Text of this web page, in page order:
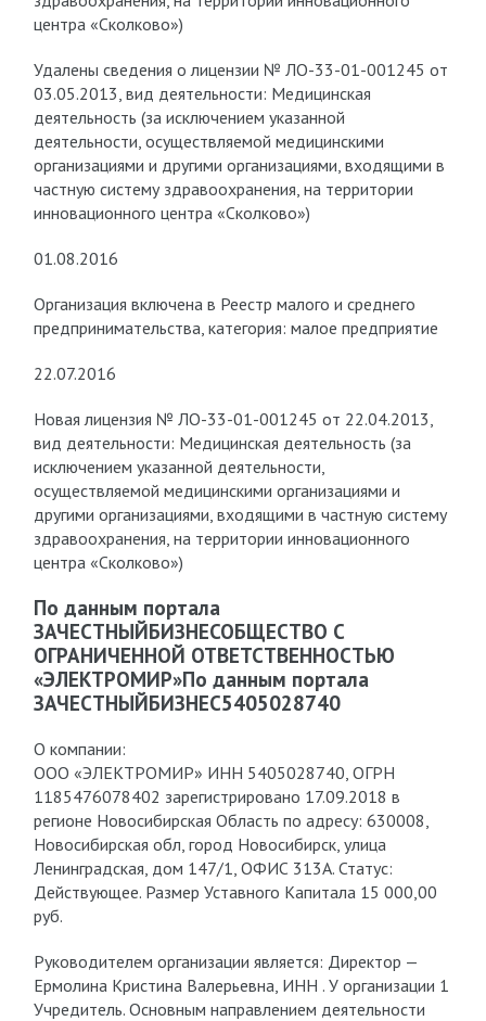
центра «Сколково»)
Удалены сведения о лицензии № ЛО-33-01-001245 от
03.05.2013, вид деятельности: Медицинская
деятельность (за исключением указанной
деятельности, осуществляемой медицинскими
организациями и другими организациями, входящими в
частную систему здравоохранения, на территории
инновационного центра «Сколково»)
01.08.2016
Организация включена в Реестр малого и среднего
предпринимательства, категория: малое предприятие
22.07.2016
Новая лицензия № ЛО-33-01-001245 от 22.04.2013,
вид деятельности: Медицинская деятельность (за
исключением указанной деятельности,
осуществляемой медицинскими организациями и
другими организациями, входящими в частную систему
здравоохранения, на территории инновационного
центра «Сколково»)
По данным портала
ЗАЧЕСТНЫЙБИЗНЕСОБЩЕСТВО С
ОГРАНИЧЕННОЙ ОТВЕТСТВЕННОСТЬЮ
«ЭЛЕКТРОМИР»По данным портала
ЗАЧЕСТНЫЙБИЗНЕС5405028740
О компании:
ООО «ЭЛЕКТРОМИР» ИНН 5405028740, ОГРН
1185476078402 зарегистрировано 17.09.2018 в
регионе Новосибирская Область по адресу: 630008,
Новосибирская обл, город Новосибирск, улица
Ленинградская, дом 147/1, ОФИС 313А. Статус:
Действующее. Размер Уставного Капитала 15 000,00
руб.
Руководителем организации является: Директор —
Ермолина Кристина Валерьевна, ИНН . У организации 1
Учредитель. Основным направлением деятельности